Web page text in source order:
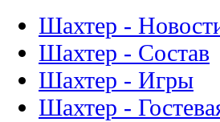
Шахтер -
Шахтер - Состав
Шахтер - Игры
Шахтер -